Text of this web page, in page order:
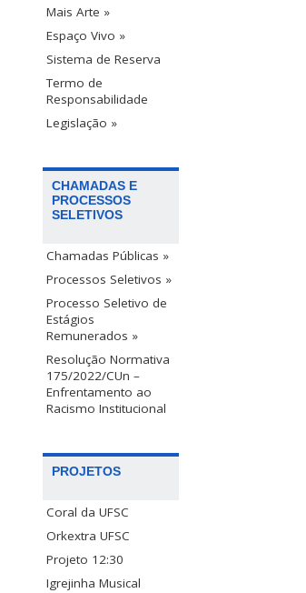
Mais Arte »
Espaço Vivo »
Sistema de Reserva
Termo de
Responsabilidade
Legislação »
CHAMADAS E
PROCESSOS
SELETIVOS
Chamadas Públicas »
Processos Seletivos »
Processo Seletivo de
Estágios
Remunerados »
Resolução Normativa
175/2022/CUn –
Enfrentamento ao
Racismo Institucional
PROJETOS
Coral da UFSC
Orkextra UFSC
Projeto 12:30
Igrejinha Musical